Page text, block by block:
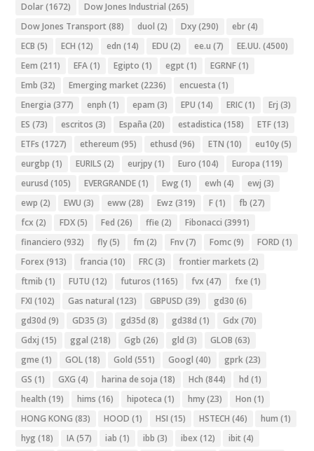
Dolar(1672) Dow Jones Industrial (265)
Dow Jones Transport (88) duol (2) Dxy(290) ebr(4)
ECB (5) ECH (12) edn (14) EDU (2) ee.u (7) EE.UU. (4500)
Eem (211) EFA(1) Egipto (1) egpt (1) EGRNF(1)
Emb (32) Emerging market (2236) encuesta (1)
Energia (377) enph (1) epam (3) EPU (14) ERIC(1) Erj (3)
ES (73) escritos (3) España (20) estadistica (158) ETF(13)
ETFs (1727) ethereum (95) ethusd (96) ETN (10) eu10y(5)
eurgbp (1) EURILS (2) eurjpy(1) Euro (104) Europa (119)
eurusd (105) EVERGRANDE(1) Ewg (1) ewh (4) ewj (3)
ewp (2) EWU (3) eww(28) Ewz (319) F(1) fb (27)
fcx (2) FDX(5) Fed (26) ffie (2) Fibonacci (3991)
financiero (932) fly(5) fm (2) Fnv(7) Fomc(9) FORD (1)
Forex (913) francia (10) FRC(3) frontier markets (2)
ftmib (1) FUTU (12) futuros (1165) fvx (47) fxe (1)
FXI (102) Gas natural (123) GBPUSD (39) gd30 (6)
gd30d (9) GD35 (3) gd35d (8) gd38d (1) Gdx (70)
Gdxj (15) ggal (218) Ggb (26) gld (3) GLOB (63)
gme (1) GOL(18) Gold (551) Googl (40) gprk(23)
GS (1) GXG (4) harina de soja (18) Hch (844) hd (1)
health (19) hims (16) hipoteca (1) hmy(23) Hon (1)
HONG KONG (83) HOOD (1) HSI (15) HSTECH (46) hum (1)
hyg (18) IA(57) iab (1) ibb (3) ibex (12) ibit (4)